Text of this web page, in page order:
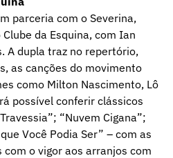
parceria com o Severina,
da Esquina, com Ian
A dupla traz no repertório,
as canções do movimento
como Milton Nascimento, Lô
possível conferir clássicos
“Nuvem Cigana”;
Você Podia Ser” – com as
o vigor aos arranjos com